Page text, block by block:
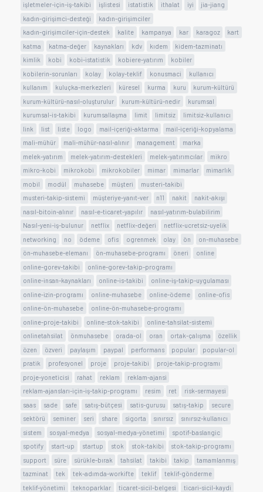
işletmeler-için-iş-takibi
işlistesi istatistik ithalat iyi
jia-jiang
kadın-girişimci-desteği
kadın-girişimciler
kadın-girişimciler-için-destek
kalite kampanya kar karagoz
kart
katma
katma-değer kaynakları kdv kıdem
kidem-tazminatı
kimlik
kobi kobi-istatistik kobiere-yatırım
kobiler
kobilerin-sorunları
kolay kolay-teklif konusmaci
kullanıcı
kullanım
kuluçka-merkezleri küresel kurma kuru
kurum-kültürü
kurum-kültürü-nasıl-oluşturulur
kurum-kültürü-nedir
kurumsal
kurumsal-is-takibi
kurumsallaşma limit limitsiz
limitsiz-kullanıcı
link
list liste logo mail-içeriği-aktarma
mail-içeriği-kopyalama
mali-mühür
mali-mühür-nasıl-alınır management
marka
melek-yatırım
melek-yatırım-destekleri melek-yatırımcılar
mikro
mikro-kobi
mikrokobi mikrokobiler mimar mimarlar
mimarlık
mobil
modül muhasebe müşteri
musteri-takibi
musteri-takip-sistemi
müşteriye-yanıt-ver n11 nakit
nakit-akışı
nasıl-bitoin-alınır
nasıl-e-ticaret-yapılır
nasıl-yatırım-bulabilirim
Nasıl-yeni-iş-bulunur
netflix netflix-değeri
netflix-ucretsiz-uyelik
networking
no ödeme ofis ogrenmek olay ön
on-muhasebe
ön-muhasebe-elemanı
ön-muhasebe-programı öneri
online
online-gorev-takibi
online-gorev-takip-programı
online-insan-kaynakları
online-is-takibi
online-iş-takip-uygulaması
online-izin-programı
online-muhasebe online-ödeme
online-ofis
online-ön-muhasebe
online-ön-muhasebe-programı
online-proje-takibi
online-stok-takibi
online-tahsilat-sistemi
onlinetahsilat
önmuhasebe orada-ol oran ortak-çalışma
özellik
özen
özveri paylaşım paypal performans popular
popular-ol
pratik
profesyonel proje proje-takibi
proje-takip-programı
proje-yoneticisi
rahat reklam
reklam-ajansi
reklam-ajansları-için-iş-takip-programı
resim ret
risk-sermayesi
saas
sade safe satış-bütçesi satis-gurusu satış-takip
secure
sektörü
seminer seri share sigorta sınırsız
sınırsız-kullanıcı
sistem
sosyal-medya sosyal-medya-yönetimi
spotif-baslangic
spotify
start-up startup stok stok-takibi
stok-takip-programı
support
süre sürükle-bırak tahsilat takibi takip
tamamlanmış
tazminat
tek tek-adımda-workifte teklif
teklif-gönderme
teklif-yönetimi
teknoparklar ticaret-sicil-belgesi
ticari-sicil-kaydi